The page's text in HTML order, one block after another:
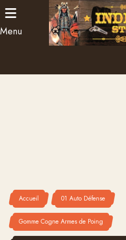
Menu
Accueil 01 Auto Défense
Gomme Cogne Armes de Poing
Panneau de gestion des cookies